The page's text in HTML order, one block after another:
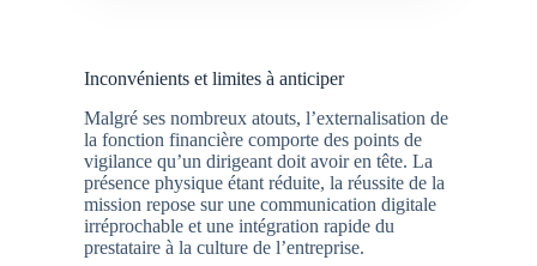
Inconvénients et limites à anticiper
Malgré ses nombreux atouts, l’externalisation de
la fonction financière comporte des points de
vigilance qu’un dirigeant doit avoir en tête. La
présence physique étant réduite, la réussite de la
mission repose sur une communication digitale
irréprochable et une intégration rapide du
prestataire à la culture de l’entreprise.